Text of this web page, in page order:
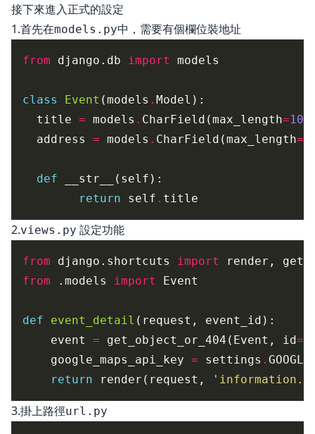
接下來進入正式的設定
1.首先在models.py中，需要有個欄位裝地址
from django.db import
class Event (models .
  title
= models . CharField(max_length=100
  address
= models . CharField(max_length=
def
return self .
2.views.py 設定功能
from django.shortcuts import
from .models import
def event_detail
    event
= get_object_or_404(Event, id=
    google_maps_api_key
= settings .
return render(request,
3.掛上路徑url.py